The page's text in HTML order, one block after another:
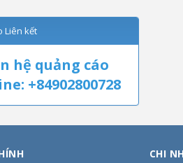
Liên kết
hệ quảng cáo
+84902800728
CHI